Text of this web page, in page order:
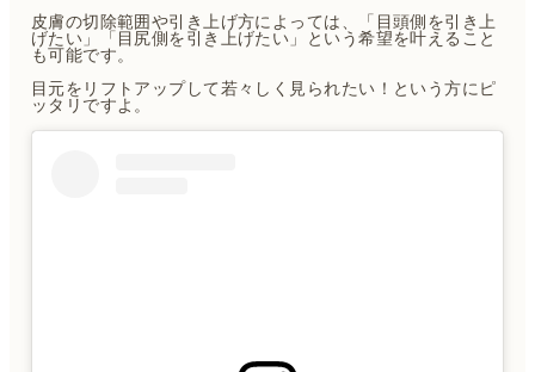
皮膚の切除範囲や引き上げ方によっては、「目頭側を引き上
げたい」「目尻側を引き上げたい」という希望を叶えること
も可能です。
目元をリフトアップして若々しく見られたい！という方にピ
ッタリですよ。